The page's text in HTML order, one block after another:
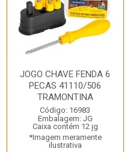
JOGO CHAVE FENDA 6
PECAS 41110/506
TRAMONTINA
Código: 16983
Embalagem: JG
Caixa contém 12 jg
*Imagem meramente
ilustrativa